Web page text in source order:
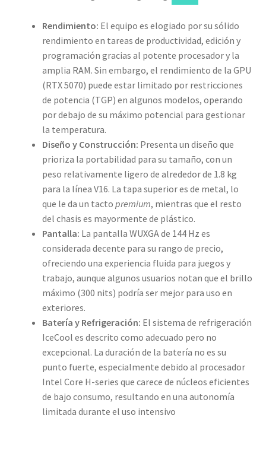
Rendimiento: El equipo es elogiado por su sólido
rendimiento en tareas de productividad, edición y
programación gracias al potente procesador y la
amplia RAM. Sin embargo, el rendimiento de la GPU
(RTX 5070) puede estar limitado por restricciones
de potencia (TGP) en algunos modelos, operando
por debajo de su máximo potencial para gestionar
la temperatura.
Diseño y Construcción: Presenta un diseño que
prioriza la portabilidad para su tamaño, con un
peso relativamente ligero de alrededor de 1.8 kg
para la línea V16. La tapa superior es de metal, lo
que le da un tacto premium, mientras que el resto
del chasis es mayormente de plástico.
Pantalla: La pantalla WUXGA de 144 Hz es
considerada decente para su rango de precio,
ofreciendo una experiencia fluida para juegos y
trabajo, aunque algunos usuarios notan que el brillo
máximo (300 nits) podría ser mejor para uso en
exteriores.
Batería y Refrigeración: El sistema de refrigeración
IceCool es descrito como adecuado pero no
excepcional. La duración de la batería no es su
punto fuerte, especialmente debido al procesador
Intel Core H-series que carece de núcleos eficientes
de bajo consumo, resultando en una autonomía
limitada durante el uso intensivo